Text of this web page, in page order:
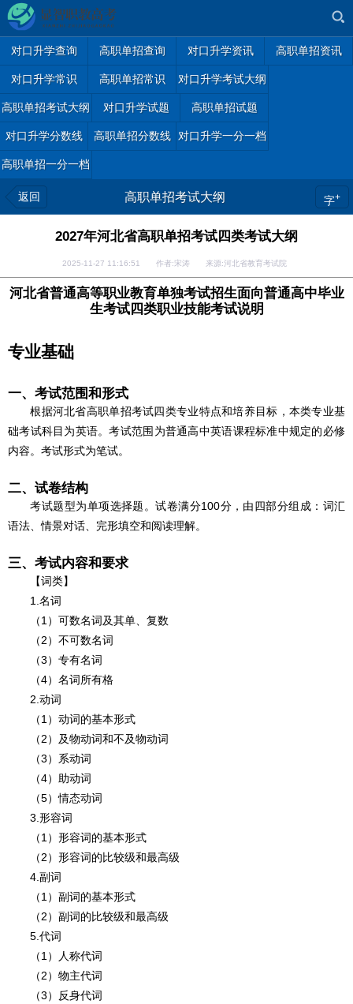
对口升学查询 高职单招查询 对口升学资讯 高职单招资讯
对口升学常识 高职单招常识 对口升学考试大纲
高职单招考试大纲 对口升学试题 高职单招试题
对口升学分数线 高职单招分数线 对口升学一分一档
高职单招一分一档
返回 高职单招考试大纲 字+
2027年河北省高职单招考试四类考试大纲
2025-11-27 11:16:51 作者:宋涛 来源:河北省教育考试院
河北省普通高等职业教育单独考试招生面向普通高中毕业
生考试四类职业技能考试说明
专业基础
一、考试范围和形式
根据河北省高职单招考试四类专业特点和培养目标，本类专业基
础考试科目为英语。考试范围为普通高中英语课程标准中规定的必修
内容。考试形式为笔试。
二、试卷结构
考试题型为单项选择题。试卷满分100分，由四部分组成：词汇
语法、情景对话、完形填空和阅读理解。
三、考试内容和要求
【词类】
1.名词
（1）可数名词及其单、复数
（2）不可数名词
（3）专有名词
（4）名词所有格
2.动词
（1）动词的基本形式
（2）及物动词和不及物动词
（3）系动词
（4）助动词
（5）情态动词
3.形容词
（1）形容词的基本形式
（2）形容词的比较级和最高级
4.副词
（1）副词的基本形式
（2）副词的比较级和最高级
5.代词
（1）人称代词
（2）物主代词
（3）反身代词